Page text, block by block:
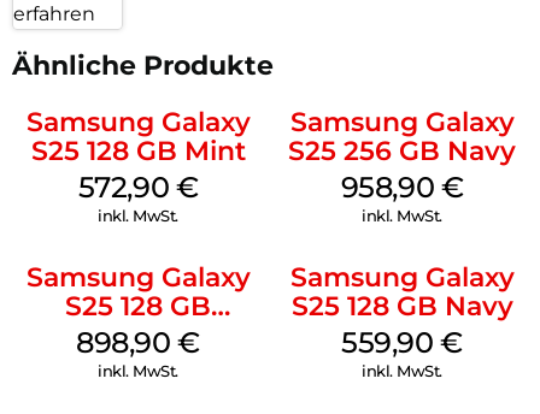
erfahren
Ähnliche Produkte
Samsung Galaxy
S25 128 GB Mint
572,90 €
inkl. MwSt.
Samsung Galaxy
S25 256 GB Navy
958,90 €
inkl. MwSt.
Samsung Galaxy
S25 128 GB
Icyblue
898,90€
inkl. MwSt.
Samsung Galaxy
S25 128 GB Navy
559,90€
inkl. MwSt.